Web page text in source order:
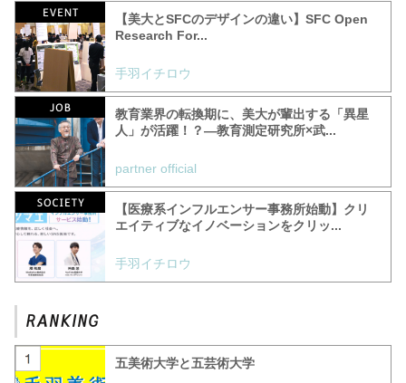
【美大とSFCのデザインの違い】SFC Open
Research For...
手羽イチロウ
教育業界の転換期に、美大が輩出する「異星
人」が活躍！？—教育測定研究所×武...
partner official
【医療系インフルエンサー事務所始動】クリ
エイティブなイノベーションをクリッ...
手羽イチロウ
五美術大学と五芸術大学